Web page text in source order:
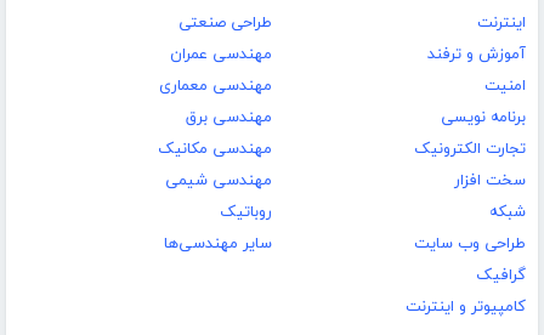
اینترنت
آموزش و ترفند
امنیت
برنامه نویسی
تجارت الکترونیک
سخت افزار
شبکه
طراحی وب سایت
گرافیک
کامپیوتر و اینترنت
طراحی صنعتی
مهندسی عمران
مهندسی معماری
مهندسی برق
مهندسی مکانیک
مهندسی شیمی
روباتیک
سایر مهندسی‌ها